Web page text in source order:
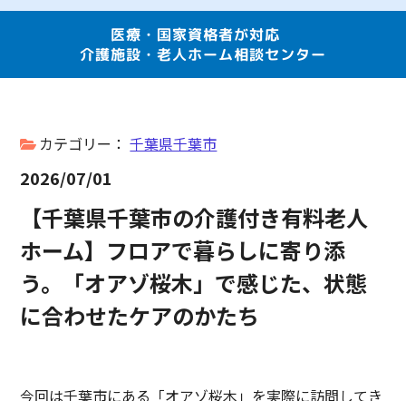
医療・国家資格者が対応
介護施設・老人ホーム相談センター
カテゴリー： 千葉県千葉市
2026/07/01
【千葉県千葉市の介護付き有料老人
ホーム】フロアで暮らしに寄り添
う。「オアゾ桜木」で感じた、状態
に合わせたケアのかたち
今回は千葉市にある「オアゾ桜木」を実際に訪問してき